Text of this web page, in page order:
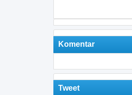
Komentar
Tweet